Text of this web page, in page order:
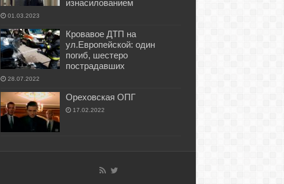
изнасилованием
01.03.2023
Кровавое ДТП на
ул.Европейской: один
погиб, шестеро
пострадавших
28.07.2022
Ореховская ОПГ
17.02.2022